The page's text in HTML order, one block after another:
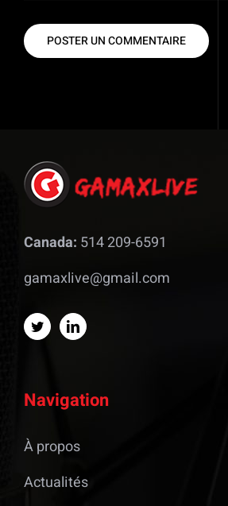
Canada: 514 209-6591
gamaxlive@gmail.com
Navigation
À propos
Actualités